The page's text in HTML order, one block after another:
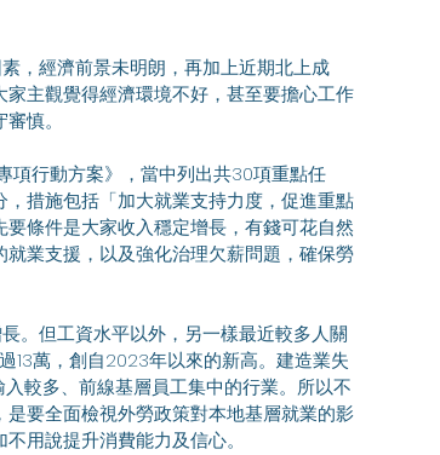
主觀覺得經濟環境不好，甚至要擔心工作
慎。
措施包括「加大就業支持力度，促進重點
條件是大家收入穩定增長，有錢可花自然
業支援，以及強化治理欠薪問題，確保勞
13萬，創自2023年以來的新高。建造業失
較多、前線基層員工集中的行業。所以不
要全面檢視外勞政策對本地基層就業的影
用說提升消費能力及信心。